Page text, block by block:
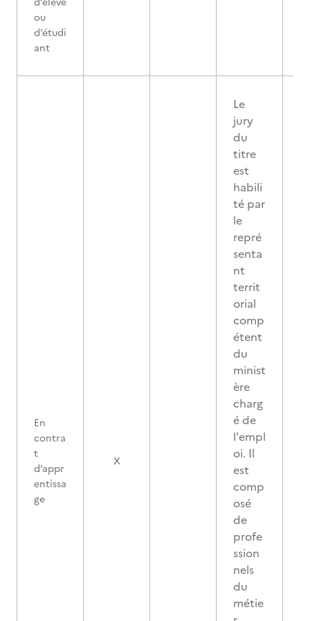
ou
d’étudi
ant
En
contra
t
d’appr
entissa
ge
X
Le
jury
du
titre
est
habili
té par
le
repré
senta
nt
territ
orial
comp
étent
du
minist
ère
charg
é de
l'empl
oi. Il
est
comp
osé
de
profe
ssion
nels
du
métie